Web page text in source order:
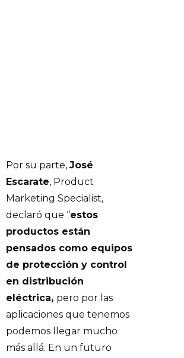
Por su parte, José
Escarate, Product
Marketing Specialist,
declaró que “estos
productos están
pensados como equipos
de protección y control
en distribución
eléctrica, pero por las
aplicaciones que tenemos
podemos llegar mucho
más allá. En un futuro